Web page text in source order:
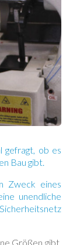
gefragt, ob es
Bau gibt.
Zweck eines
unendliche
Größen gibt,